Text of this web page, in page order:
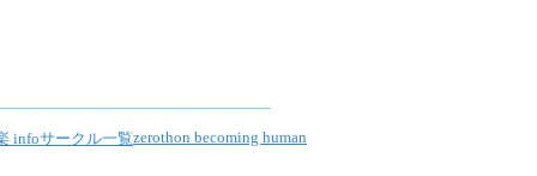
infoサークル一覧zerothon becoming human